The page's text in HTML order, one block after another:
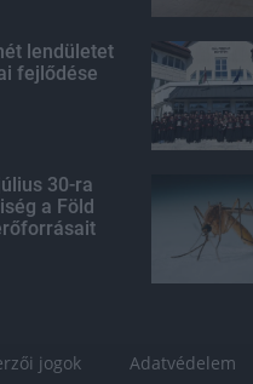
lendületet
fejlődése
30-ra
a Föld
jogok Adatvédelem